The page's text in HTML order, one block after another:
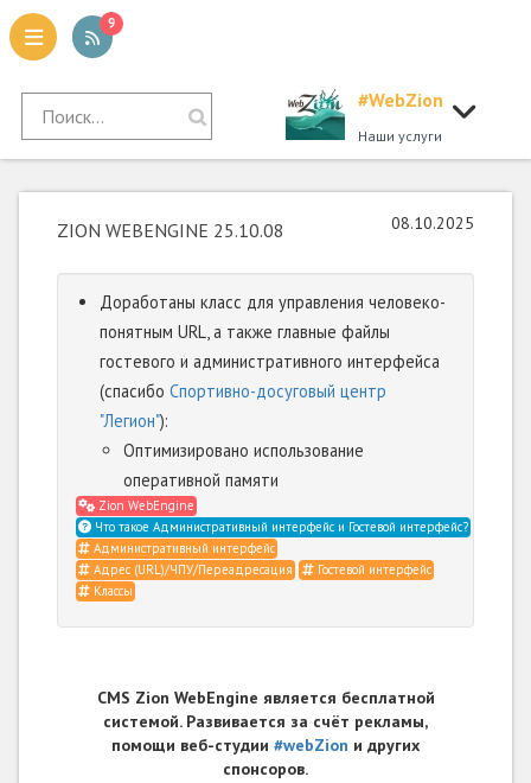
9
#WebZion
Наши услуги
ZION WEBENGINE 25.10.08 08.10.2025
Доработаны класс для управления человеко-
понятным URL, а также главные файлы
гостевого и административного интерфейса
(спасибо Спортивно-досуговый центр
"Легион"):
Оптимизировано использование
оперативной памяти
Zion WebEngine
Что такое Административный интерфейс и Гостевой интерфейс?
Административный интерфейс
Адрес (URL)/ЧПУ/Переадресация
Гостевой интерфейс
Классы
CMS Zion WebEngine является бесплатной
системой. Развивается за счёт рекламы,
помощи веб-студии #webZion и других
спонсоров.